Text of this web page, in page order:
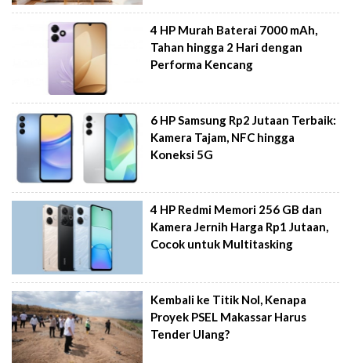
4 HP Murah Baterai 7000 mAh,
Tahan hingga 2 Hari dengan
Performa Kencang
6 HP Samsung Rp2 Jutaan Terbaik:
Kamera Tajam, NFC hingga
Koneksi 5G
4 HP Redmi Memori 256 GB dan
Kamera Jernih Harga Rp1 Jutaan,
Cocok untuk Multitasking
Kembali ke Titik Nol, Kenapa
Proyek PSEL Makassar Harus
Tender Ulang?